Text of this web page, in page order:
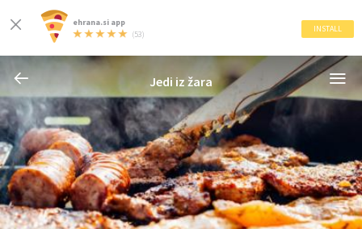
ehrana.si app
(53)
INSTALL
Jedi iz žara